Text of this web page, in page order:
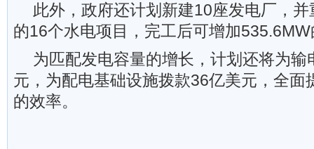
此外，政府还计划新建10座发电厂，
的16个水电项目，完工后可增加
为匹配发电容量的增长，计划还将为
元，为配电基础设施拨款36亿美元，全面
的效率。